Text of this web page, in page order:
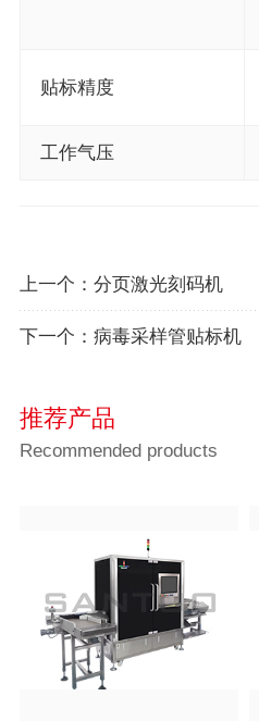
贴标精度
工作气压
上一个： 分页激光刻码机
下一个： 病毒采样管贴标机
推荐产品
Recommended products